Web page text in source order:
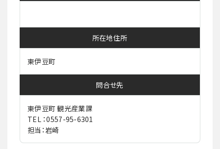
所在地住所
東伊豆町
問合せ先
東伊豆町 観光産業課
TEL ：0557-95-6301
担当：岩崎